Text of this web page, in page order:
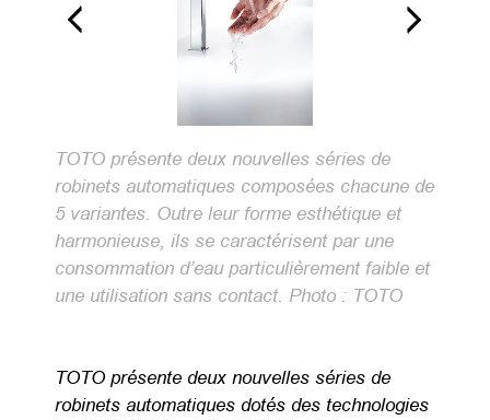
TOTO présente deux nouvelles séries de
robinets automatiques composées chacune de
5 variantes. Outre leur forme esthétique et
harmonieuse, ils se caractérisent par une
consommation d’eau particulièrement faible et
une utilisation sans contact. Photo : TOTO
TOTO présente deux nouvelles séries de
robinets automatiques dotés des technologies